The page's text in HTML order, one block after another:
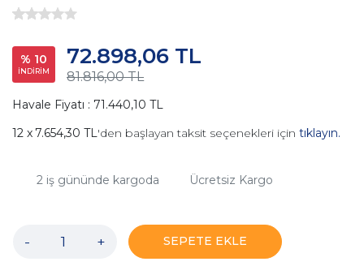
% 10
İNDİRİM 81.816,00 TL
72.898,06 TL
Havale Fiyatı : 71.440,10 TL
7.654,30 TL'den başlayan taksit seçenekleri için tıklayın.
2iş gününde kargoda Ücretsiz Kargo
- + SEPETE EKLE